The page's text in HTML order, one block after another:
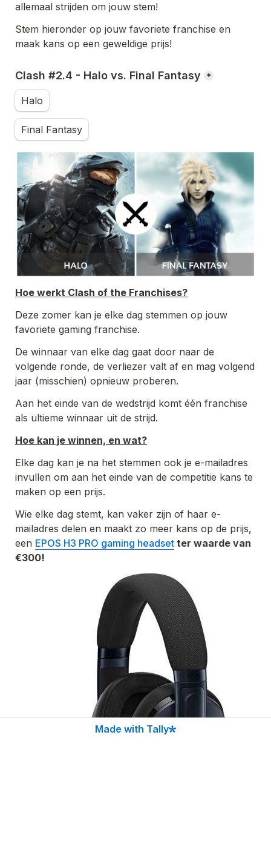
allemaal strijden om jouw stem!
Stem hieronder op jouw favoriete franchise en
maak kans op een geweldige prijs!
Clash #2.4 - Halo vs. Final Fantasy *
Halo
Final Fantasy
Hoe werkt Clash of the Franchises?
Deze zomer kan je elke dag stemmen op jouw
favoriete gaming franchise.
De winnaar van elke dag gaat door naar de
volgende ronde, de verliezer valt af en mag volgend
jaar (misschien) opnieuw proberen.
Aan het einde van de wedstrijd komt één franchise
als ultieme winnaar uit de strijd.
Hoe kan je winnen, en wat?
Elke dag kan je na het stemmen ook je e-mailadres
invullen om aan het einde van de competitie kans te
maken op een prijs.
Wie elke dag stemt, kan vaker zijn of haar e-
mailadres delen en maakt zo meer kans op de prijs,
een EPOS H3 PRO gaming headset ter waarde van
€300!
Made with Tally